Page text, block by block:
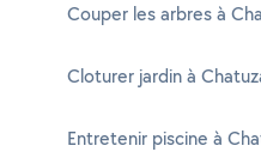
Couper les arbres à
Cloturer jardin à
Entretenir piscine à